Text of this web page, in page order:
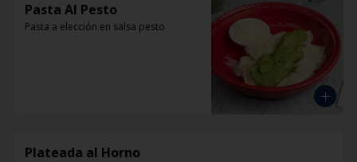
Pasta Al Pesto
Pasta a elección en salsa pesto
Plateada al Horno